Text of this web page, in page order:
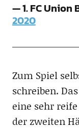
— 1. FC
2020
Zum Spiel
schreiben.
eine sehr
der zweiten